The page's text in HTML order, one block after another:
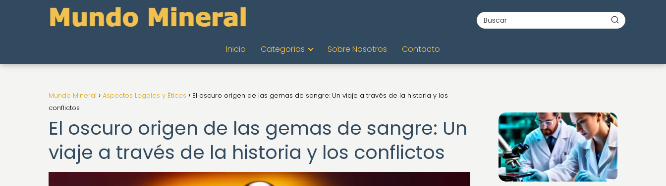
Inicio Categorías Sobre Nosotros Contacto
Mundo Mineral Aspectos Legales y Éticos
El oscuro origen de las gemas de sangre: Un viaje a través de la historia y los
conflictos
El oscuro origen de las gemas de sangre: Un
viaje a través de la historia y los conflictos